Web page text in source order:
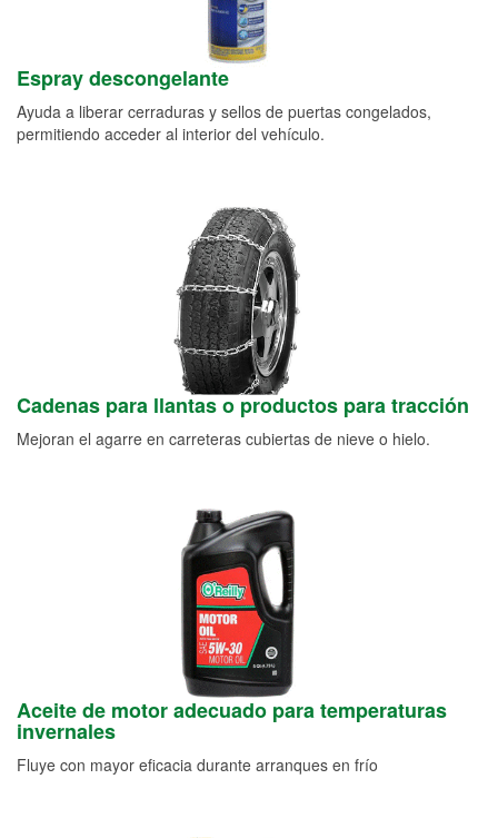
Espray descongelante
Ayuda a liberar cerraduras y sellos de puertas congelados,
permitiendo acceder al interior del vehículo.
Cadenas para llantas o productos para tracción
Mejoran el agarre en carreteras cubiertas de nieve o hielo.
Aceite de motor adecuado para temperaturas
invernales
Fluye con mayor eficacia durante arranques en frío